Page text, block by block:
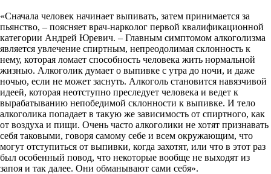
«Сначала человек начинает выпивать, затем принимается за
пьянство, – поясняет врач-нарколог первой квалификационной
категории Андрей Юревич. – Главным симптомом алкоголизма
является увлечение спиртным, непреодолимая склонность к
нему, которая ломает способность человека жить нормальной
жизнью. Алкоголик думает о выпивке с утра до ночи, и даже
ночью, если не может заснуть. Алкоголь становится навязчивой
идеей, которая неотступно преследует человека и ведет к
вырабатыванию непобедимой склонности к выпивке. И тело
алкоголика попадает в такую же зависимость от спиртного, как
от воздуха и пищи. Очень часто алкоголики не хотят признавать
себя таковыми, говоря самому себе и всем окружающим, что
могут отступиться от выпивки, когда захотят, или что в этот раз
был особенный повод, что некоторые вообще не выходят из
запоя и так далее. Они обманывают сами себя».